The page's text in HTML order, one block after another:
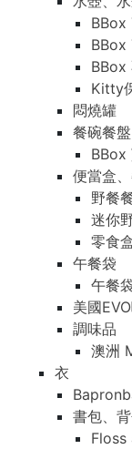
BBox
BBox
BBox
Kitty
悶燒罐
餐碗餐盤
BBox
便當盒
野餐
迷你
零食
午餐袋
午餐
美國
調味品
澳洲
衣
書包、
Floss